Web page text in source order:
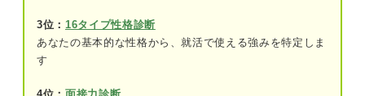
コミュニケーション能力
3位： 16タイプ性格診断
あなたの基本的な性格から、就活で使える強みを特定しま
す